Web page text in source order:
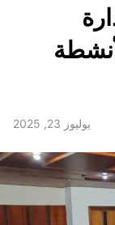
يوليوز 23, 2025